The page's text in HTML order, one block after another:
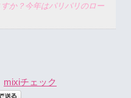
か？今年はパリパリのロー
mixiチェック